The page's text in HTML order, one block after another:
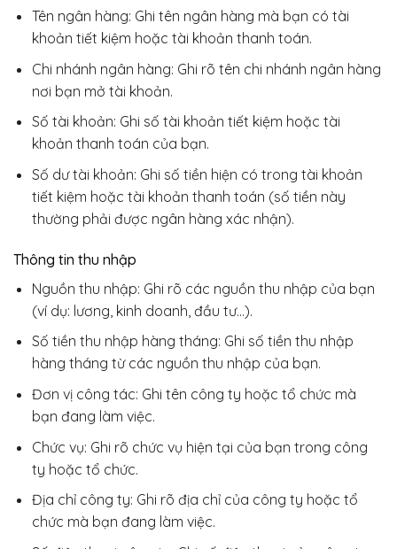
Tên ngân hàng: Ghi tên ngân hàng mà bạn có tài
khoản tiết kiệm hoặc tài khoản thanh toán.
Chi nhánh ngân hàng: Ghi rõ tên chi nhánh ngân hàng
nơi bạn mở tài khoản.
Số tài khoản: Ghi số tài khoản tiết kiệm hoặc tài
khoản thanh toán của bạn.
Số dư tài khoản: Ghi số tiền hiện có trong tài khoản
tiết kiệm hoặc tài khoản thanh toán (số tiền này
thường phải được ngân hàng xác nhận).
Thông tin thu nhập
Nguồn thu nhập: Ghi rõ các nguồn thu nhập của bạn
(ví dụ: lương, kinh doanh, đầu tư…).
Số tiền thu nhập hàng tháng: Ghi số tiền thu nhập
hàng tháng từ các nguồn thu nhập của bạn.
Đơn vị công tác: Ghi tên công ty hoặc tổ chức mà
bạn đang làm việc.
Chức vụ: Ghi rõ chức vụ hiện tại của bạn trong công
ty hoặc tổ chức.
Địa chỉ công ty: Ghi rõ địa chỉ của công ty hoặc tổ
chức mà bạn đang làm việc.